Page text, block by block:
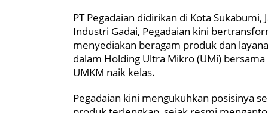
PT Pegadaian didirikan di Kota
Industri Gadai, Pegadaian kini
menyediakan beragam produk dan
dalam Holding Ultra Mikro (UMi)
UMKM naik kelas.
Pegadaian kini mengukuhkan posisinya